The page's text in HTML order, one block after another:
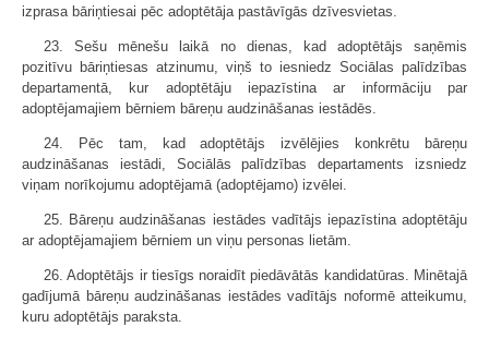
izprasa bāriņtiesai pēc adoptētāja pastāvīgās dzīvesvietas.
23. Sešu mēnešu laikā no dienas, kad adoptētājs saņēmis
pozitīvu bāriņtiesas atzinumu, viņš to iesniedz Sociālas palīdzības
departamentā, kur adoptētāju iepazīstina ar informāciju par
adoptējamajiem bērniem bāreņu audzināšanas iestādēs.
24. Pēc tam, kad adoptētājs izvēlējies konkrētu bāreņu
audzināšanas iestādi, Sociālās palīdzības departaments izsniedz
viņam norīkojumu adoptējamā (adoptējamo) izvēlei.
25. Bāreņu audzināšanas iestādes vadītājs iepazīstina adoptētāju
ar adoptējamajiem bērniem un viņu personas lietām.
26. Adoptētājs ir tiesīgs noraidīt piedāvātās kandidatūras. Minētajā
gadījumā bāreņu audzināšanas iestādes vadītājs noformē atteikumu,
kuru adoptētājs paraksta.